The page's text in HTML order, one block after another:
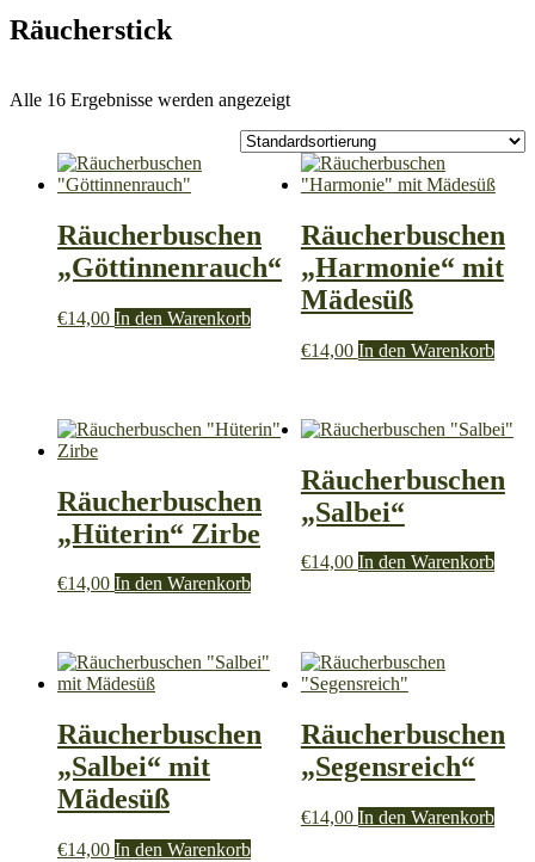
Räucherstick
Alle 16 Ergebnisse werden angezeigt
Räucherbuschen
„Göttinnenrauch“
€14,00 In den Warenkorb
Räucherbuschen
„Harmonie“ mit
Mädesüß
€14,00 In den Warenkorb
Räucherbuschen
„Hüterin“ Zirbe
€14,00 In den Warenkorb
Räucherbuschen
„Salbei“
€14,00 In den Warenkorb
Räucherbuschen
„Salbei“ mit
Mädesüß
€14,00 In den Warenkorb
Räucherbuschen
„Segensreich“
€14,00 In den Warenkorb